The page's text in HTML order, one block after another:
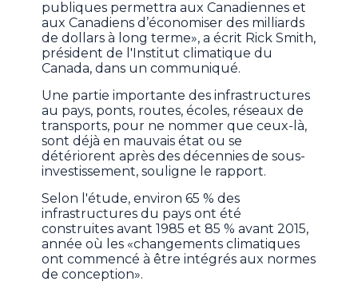
publiques permettra aux Canadiennes et
aux Canadiens d’économiser des milliards
de dollars à long terme», a écrit Rick Smith,
président de l'Institut climatique du
Canada, dans un communiqué.
Une partie importante des infrastructures
au pays, ponts, routes, écoles, réseaux de
transports, pour ne nommer que ceux-là,
sont déjà en mauvais état ou se
détériorent après des décennies de sous-
investissement, souligne le rapport.
Selon l'étude, environ 65 % des
infrastructures du pays ont été
construites avant 1985 et 85 % avant 2015,
année où les «changements climatiques
ont commencé à être intégrés aux normes
de conception».